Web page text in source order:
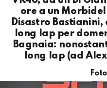
ore a un
Disastro
long lap per
Bagnaia:
long lap (ad Alex